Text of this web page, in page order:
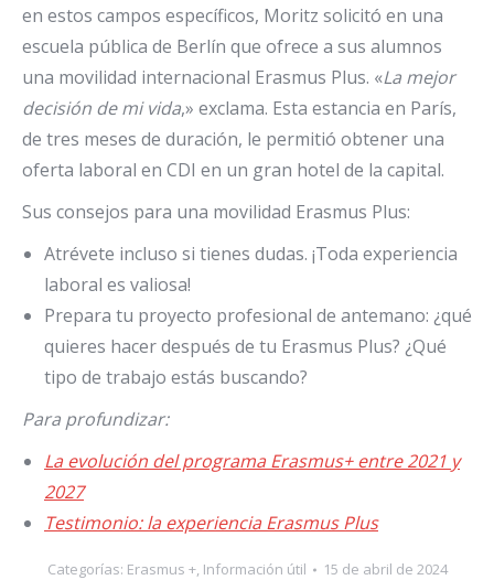
en estos campos específicos, Moritz solicitó en una
escuela pública de Berlín que ofrece a sus alumnos
una movilidad internacional Erasmus Plus. «La mejor
decisión de mi vida,» exclama. Esta estancia en París,
de tres meses de duración, le permitió obtener una
oferta laboral en CDI en un gran hotel de la capital.
Sus consejos para una movilidad Erasmus Plus:
Atrévete incluso si tienes dudas. ¡Toda experiencia
laboral es valiosa!
Prepara tu proyecto profesional de antemano: ¿qué
quieres hacer después de tu Erasmus Plus? ¿Qué
tipo de trabajo estás buscando?
Para profundizar:
La evolución del programa Erasmus+ entre 2021 y
2027
Testimonio: la experiencia Erasmus Plus
Categorías: Erasmus +, Información útil 15 de abril de 2024